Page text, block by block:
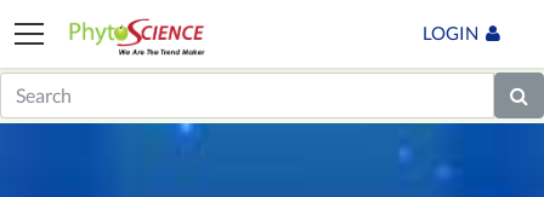
LOGIN